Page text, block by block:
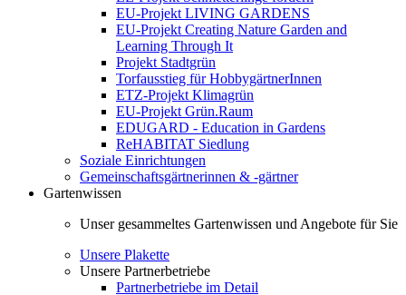
EU-Projekt LIVING GARDENS
EU-Projekt Creating Nature Garden and
Learning Through It
Projekt Stadtgrün
Torfausstieg für HobbygärtnerInnen
ETZ-Projekt Klimagrün
EU-Projekt Grün.Raum
EDUGARD - Education in Gardens
ReHABITAT Siedlung
Soziale Einrichtungen
Gemeinschaftsgärtnerinnen & -gärtner
Gartenwissen
Unser gesammeltes Gartenwissen und Angebote für Sie
Unsere Plakette
Unsere Partnerbetriebe
Partnerbetriebe im Detail